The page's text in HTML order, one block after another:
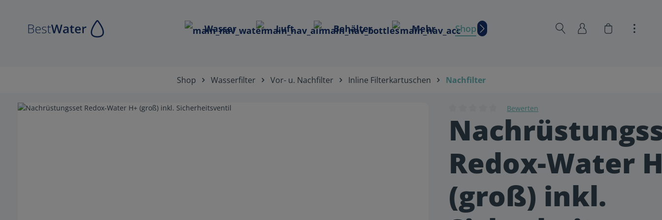
Wasser Luft Behälter Mehr Shop Warenkorb
Shop Wasserfilter Vor- u. Nachfilter Inline Filterkartuschen Nachfilter
Bildergalerie überspringen
Durchschnittliche Bewertung von 0 von 5 Sternen
Bewerten
Redox-Water
(groß) inkl.